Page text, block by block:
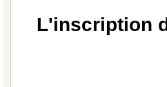
L'inscription